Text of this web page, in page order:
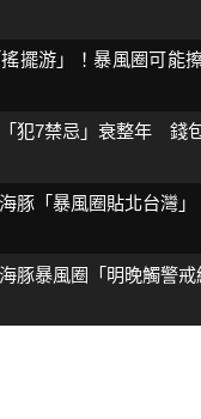
搖擺游」！暴風圈可
犯7禁忌」衰整年 錢
豚「暴風圈貼北台灣
豚暴風圈「明晚觸警